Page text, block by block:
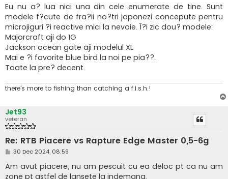
s
a
j
Eu nu a? lua nici una din cele enumerate de tine. Sunt
modele f?cute de fra?ii no?tri japonezi concepute pentru
microjiguri ?i reactive mici la nevoie. Î?i zic dou? modele:
Majorcraft aji do 1G
Jackson ocean gate aji modelul XL
Mai e ?i favorite blue bird la noi pe pia??.
Toate la pre? decent.
there's more to fishing than catching a f.i.s.h.!
Jet93
veteran
Re: RTB Piacere vs Rapture Edge Master 0,5-6g
M
s
a
30 Dec 2024, 08:59
Am avut piacere, nu am pescuit cu ea deloc pt ca nu am
zone pt astfel de lansete la indemana.